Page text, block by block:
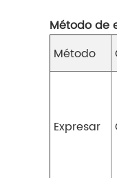
Método de
Método
Expresar